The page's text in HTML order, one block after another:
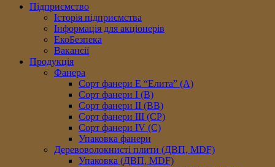
Підприємство
Історія підприємства
Інформація для акціонерів
ЕкоБезпека
Вакансії
Продукція
Фанера
Сорт фанери E “Елита” (A)
Сорт фанери I (В)
Сорт фанери II (ВB)
Сорт фанери III (CP)
Сорт фанери IV (C)
Упаковка фанери
Деревоволокнисті плити (ДВП, MDF)
Упаковка (ДВП, MDF)